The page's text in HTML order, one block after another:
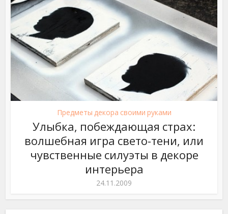
Предметы декора своими руками
Улыбка, побеждающая страх:
волшебная игра свето-тени, или
чувственные силуэты в декоре
интерьера
24.11.2009